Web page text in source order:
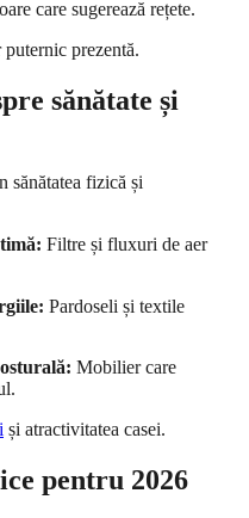
care sugerează rețete.
prezentă.
sănătate și
sănătatea fizică și
Filtre și fluxuri de aer
Pardoseli și textile
Mobilier care
și atractivitatea casei.
pentru 2026